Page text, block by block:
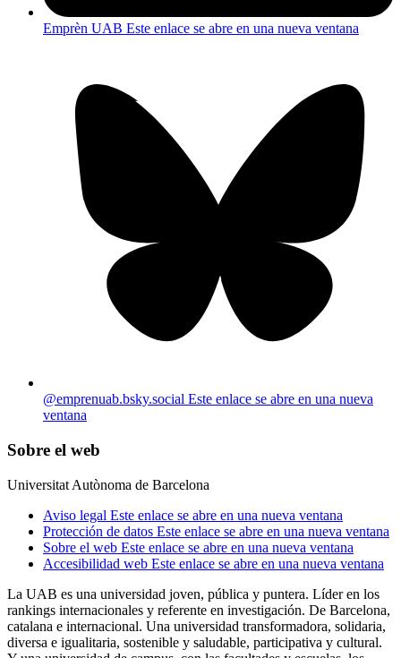
Emprèn UAB Este enlace se abre en una nueva ventana
@emprenuab.bsky.social Este enlace se abre en una nueva
ventana
Sobre el web
Universitat Autònoma de Barcelona
Aviso legal Este enlace se abre en una nueva ventana
Protección de datos Este enlace se abre en una nueva ventana
Sobre el web Este enlace se abre en una nueva ventana
Accesibilidad web Este enlace se abre en una nueva ventana
La UAB es una universidad joven, pública y puntera. Líder en los
rankings internacionales y referente en investigación. De Barcelona,
catalana e internacional. Una universidad transformadora, solidaria,
diversa e igualitaria, sostenible y saludable, participativa y cultural.